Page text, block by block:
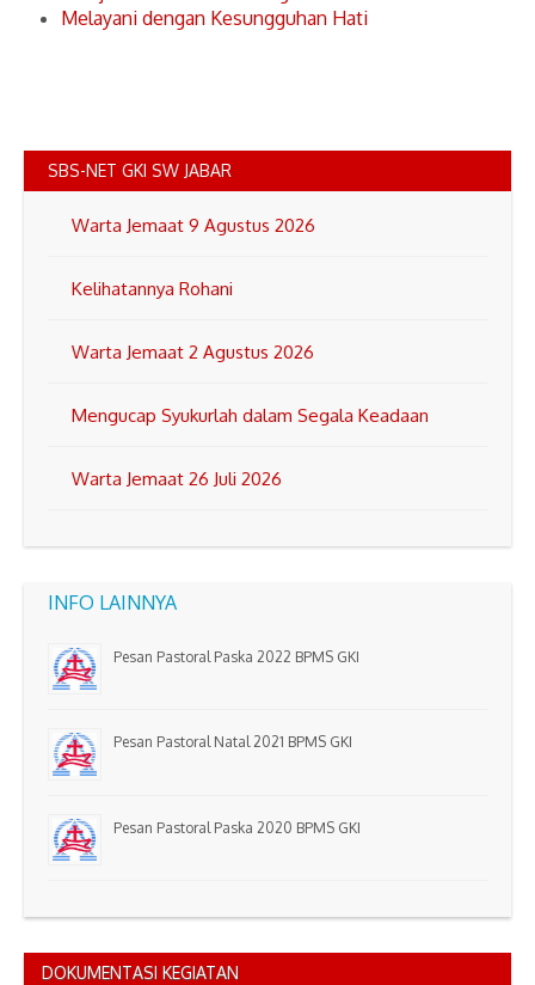
Melayani dengan Kesungguhan Hati
SBS-NET GKI SW JABAR
Warta Jemaat 9 Agustus 2026
Kelihatannya Rohani
Warta Jemaat 2 Agustus 2026
Mengucap Syukurlah dalam Segala Keadaan
Warta Jemaat 26 Juli 2026
INFO LAINNYA
Pesan Pastoral Paska 2022 BPMS GKI
Pesan Pastoral Natal 2021 BPMS GKI
Pesan Pastoral Paska 2020 BPMS GKI
DOKUMENTASI KEGIATAN